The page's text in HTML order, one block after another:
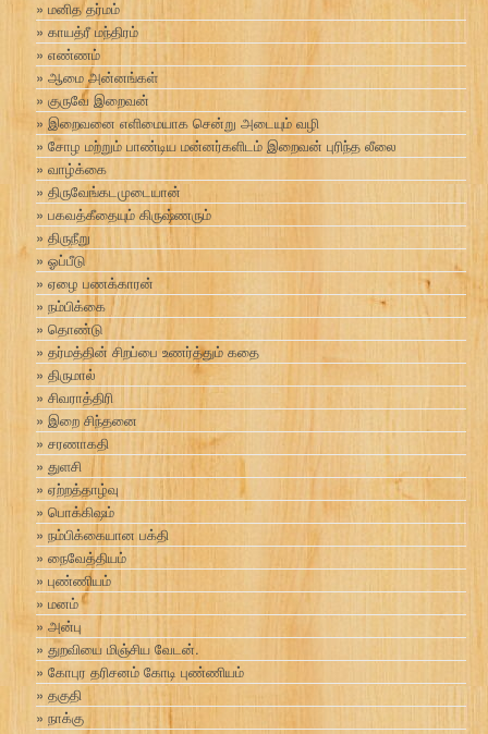
மனித தர்மம்
காயத்ரீ மந்திரம்
எண்ணம்
ஆமை அன்னங்கள்
குருவே இறைவன்
இறைவனை எளிமையாக சென்று அடையும் வழி
சோழ மற்றும் பாண்டிய மன்னர்களிடம் இறைவன் புரிந்த லீலை
வாழ்க்கை
திருவேங்கடமுடையான்
பகவத்கீதையும் கிருஷ்ணரும்
திருநீறு
ஓப்பீடு
ஏழை பணக்காரன்
நம்பிக்கை
தொண்டு
தர்மத்தின் சிறப்பை உணர்த்தும் கதை
திருமால்
சிவராத்திரி
இறை சிந்தனை
சரணாகதி
துளசி
ஏற்றத்தாழ்வு
பொக்கிஷம்
நம்பிக்கையான பக்தி
நைவேத்தியம்
புண்ணியம்
மனம்
அன்பு
துறவியை மிஞ்சிய வேடன்.
கோபுர தரிசனம் கோடி புண்ணியம்
தகுதி
நாக்கு